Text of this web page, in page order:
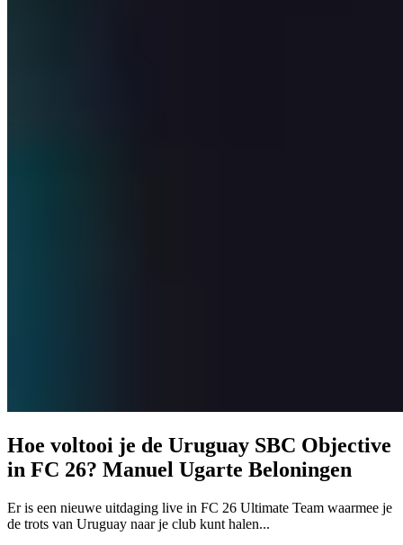
Hoe voltooi je de Uruguay SBC Objective
in FC 26? Manuel Ugarte Beloningen
Er is een nieuwe uitdaging live in FC 26 Ultimate Team waarmee je
de trots van Uruguay naar je club kunt halen...